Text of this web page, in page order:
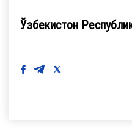
Ўзбекистон